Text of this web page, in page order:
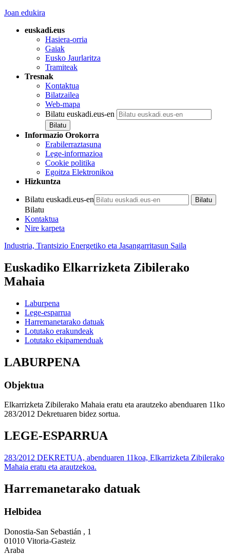
Joan edukira
euskadi.eus
Hasiera-orria
Gaiak
Eusko Jaurlaritza
Tramiteak
Tresnak
Kontaktua
Bilatzailea
Web-mapa
Bilatu euskadi.eus-en
Informazio Orokorra
Erabilerraztasuna
Lege-informazioa
Cookie politika
Egoitza Elektronikoa
Hizkuntza
Bilatu euskadi.eus-en
Bilatu
Kontaktua
Nire karpeta
Industria, Trantsizio Energetiko eta Jasangarritasun Saila
Euskadiko Elkarrizketa Zibilerako
Mahaia
Laburpena
Lege-esparrua
Harremanetarako datuak
Lotutako erakundeak
Lotutako ekipamenduak
LABURPENA
Objektua
Elkarrizketa Zibilerako Mahaia eratu eta arautzeko abenduaren 11ko
283/2012 Dekretuaren bidez sortua.
LEGE-ESPARRUA
283/2012 DEKRETUA, abenduaren 11koa, Elkarrizketa Zibilerako
Mahaia eratu eta arautzekoa.
Harremanetarako datuak
Helbidea
Donostia-San Sebastián , 1
01010 Vitoria-Gasteiz
Araba